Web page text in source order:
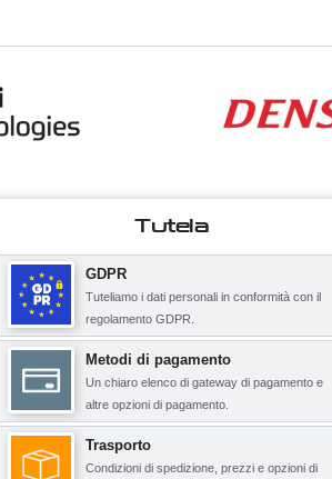
Tutela
GDPR
Tuteliamo i dati personali in conformità con il
regolamento GDPR.
Metodi di pagamento
Un chiaro elenco di gateway di pagamento e
altre opzioni di pagamento.
Trasporto
Condizioni di spedizione, prezzi e opzioni di